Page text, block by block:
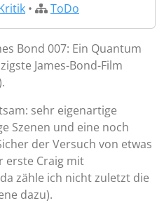
• ToDo
Bond 007: Ein Quantum
James-Bond-Film
sehr eigenartige
Szenen und eine noch
der Versuch von etwas
erste Craig mit
zähle ich nicht zuletzt die
dazu).